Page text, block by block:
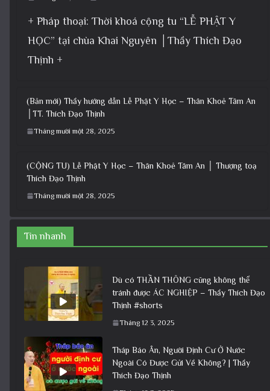
+ Pháp thoại: Thời khoá cộng tu “LỄ PHẬT Y
HỌC” tại chùa Khai Nguyên │Thầy Thích Đạo
Thịnh +
(Bản mới) Thầy hướng dẫn Lễ Phật Y Học – Thân Khoẻ Tâm An
│TT. Thích Đạo Thịnh
Tháng mười một 28, 2025
(CỘNG TU) Lễ Phật Y Học – Thân Khoẻ Tâm An │ Thượng toạ
Thích Đạo Thịnh
Tháng mười một 28, 2025
Tin nhanh
Dù có THẦN THÔNG cũng không thể
tránh được ÁC NGHIỆP – Thầy Thích Đạo
Thịnh #shorts
Tháng 12 3, 2025
Tháp Báo Ân, Người Định Cư Ở Nước
Ngoài Có Được Gửi Về Không? | Thầy
Thích Đạo Thịnh